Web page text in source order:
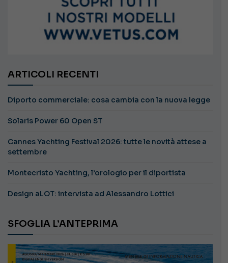
ARTICOLI RECENTI
Diporto commerciale: cosa cambia con la nuova legge
Solaris Power 60 Open ST
Cannes Yachting Festival 2026: tutte le novità attese a
settembre
Montecristo Yachting, l’orologio per il diportista
Design aLOT: intervista ad Alessandro Lottici
SFOGLIA L’ANTEPRIMA